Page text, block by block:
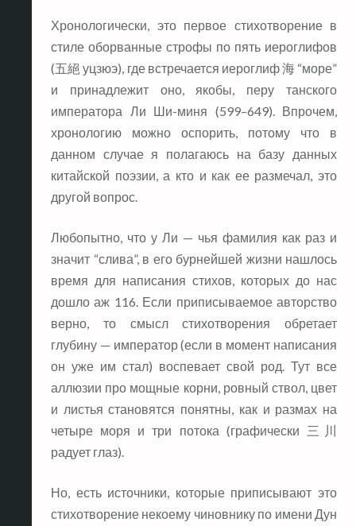
Хронологически, это первое стихотворение в
стиле оборванные строфы по пять иероглифов
(五絕 уцзюэ), где встречается иероглиф 海 “море”
и принадлежит оно, якобы, перу танского
императора Ли Ши-миня (599–649). Впрочем,
хронологию можно оспорить, потому что в
данном случае я полагаюсь на базу данных
китайской поэзии, а кто и как ее размечал, это
другой вопрос.
Любопытно, что у Ли — чья фамилия как раз и
значит “слива”, в его бурнейшей жизни нашлось
время для написания стихов, которых до нас
дошло аж 116. Если приписываемое авторство
верно, то смысл стихотворения обретает
глубину — император (если в момент написания
он уже им стал) воспевает свой род. Тут все
аллюзии про мощные корни, ровный ствол, цвет
и листья становятся понятны, как и размах на
четыре моря и три потока (графически 三川
радует глаз).
Но, есть источники, которые приписывают это
стихотворение некоему чиновнику по имени Дун